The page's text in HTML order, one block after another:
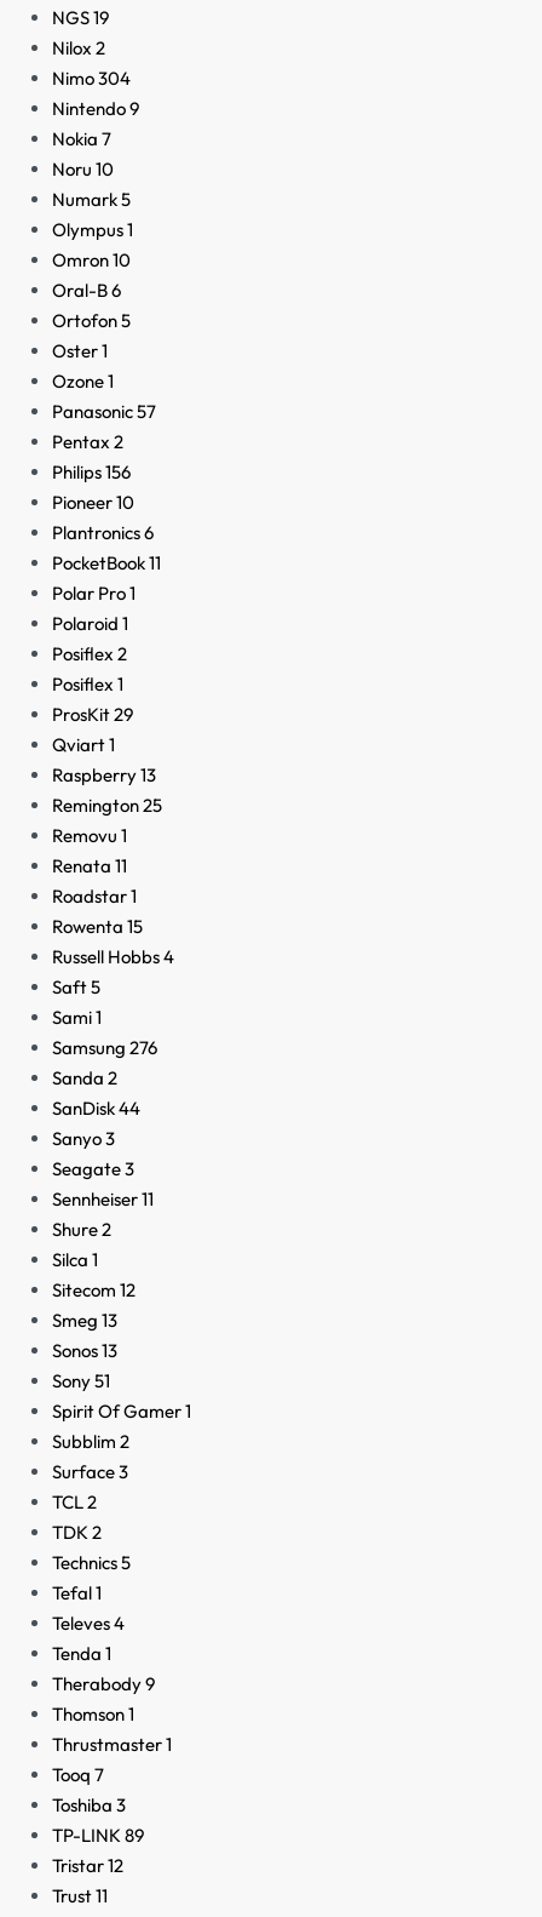
NGS19
Nilox 2
Nimo304
Nintendo9
Nokia 7
Noru 10
Numark5
Olympus1
Omron10
Oral-B6
Ortofon5
Oster1
Ozone1
Panasonic57
Pentax 2
Philips156
Pioneer10
Plantronics6
PocketBook11
Polar Pro1
Polaroid 1
Posiflex 2
Posiflex 1
ProsKit29
Qviart1
Raspberry13
Remington25
Removu 1
Renata 11
Roadstar1
Rowenta 15
Russell Hobbs4
Saft5
Sami1
Samsung 276
Sanda 2
SanDisk44
Sanyo3
Seagate3
Sennheiser11
Shure2
Silca 1
Sitecom 12
Smeg 13
Sonos13
Sony51
Spirit Of Gamer1
Subblim 2
Surface3
TCL2
TDK 2
Technics5
Tefal1
Televes4
Tenda 1
Therabody9
Thomson1
Thrustmaster1
Tooq 7
Toshiba 3
TP-LINK 89
Tristar12
Trust11